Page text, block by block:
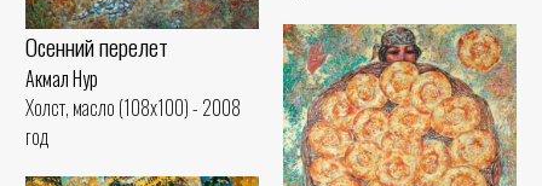
Осенний перелет
Акмал Нур
Холст, масло (108x100) - 2008
год